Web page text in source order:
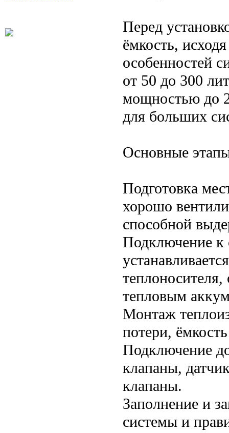
Перед
ёмкость,
особенностей
от 50 до 300
мощностью до
для больших
Основные
Подготовка
хорошо
способной
Подключение к
тепловым
Монтаж
потери,
Подключение
клапаны,
клапаны.
Заполнение и
системы и